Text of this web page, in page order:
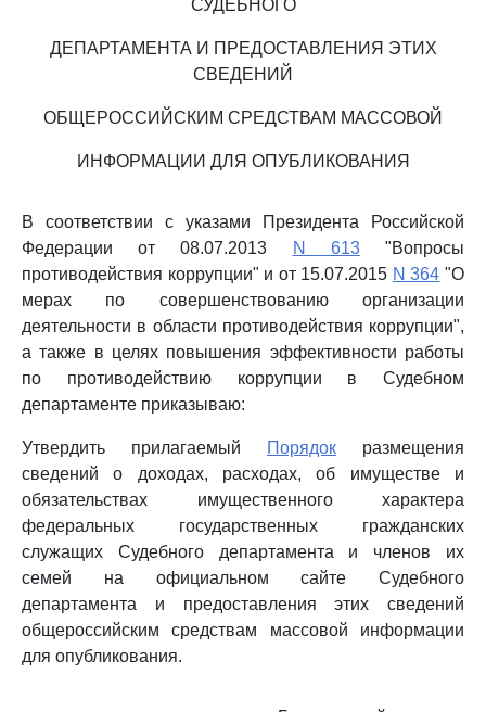
СУДЕБНОГО
ДЕПАРТАМЕНТА И ПРЕДОСТАВЛЕНИЯ ЭТИХ
СВЕДЕНИЙ
ОБЩЕРОССИЙСКИМ СРЕДСТВАМ МАССОВОЙ
ИНФОРМАЦИИ ДЛЯ ОПУБЛИКОВАНИЯ
В соответствии с указами Президента Российской
Федерации от 08.07.2013
N 613"Вопросы
противодействия коррупции" и от 15.07.2015 N 364 "О
мерах по совершенствованию организации
деятельности в области противодействия коррупции",
а также в целях повышения эффективности работы
по противодействию коррупции в Судебном
департаменте приказываю:
Утвердить прилагаемый Порядок размещения
сведений о доходах, расходах, об имуществе и
обязательствах имущественного характера
федеральных государственных гражданских
служащих Судебного департамента и членов их
семей на официальном сайте Судебного
департамента и предоставления этих сведений
общероссийским средствам массовой информации
для опубликования.